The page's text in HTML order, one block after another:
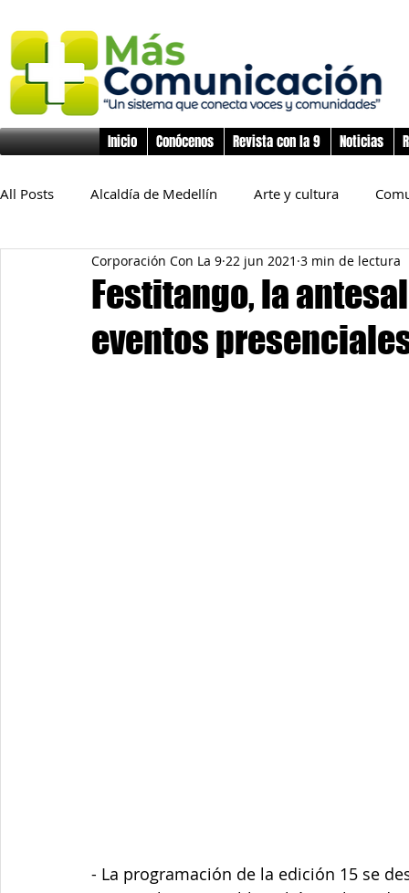
Inicio Conócenos Revista con la 9 Noticias
All Posts Alcaldía de Medellín Arte y cultura
Educación Derechos Humanos Deporte
Inclusión Social Infancia y preadolescencia
Festitango, la
eventos
Corporación Con La 9 22 jun 2021 3 min de lectura
- La programación de la edición 15 se